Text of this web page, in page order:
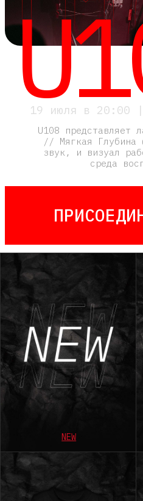
U108 представляет лайв DEEP
// Мягкая Глубина форму, в
звук, и визуал работают как
среда восприятия.
ОДЕЖДА
ПРИСОЕДИНИТЬСЯ